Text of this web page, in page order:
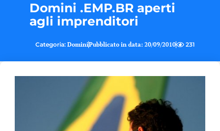
Domini .EMP.BR aperti
agli imprenditori
Categoria: DominiPubblicato in data: 20/09/2010 231